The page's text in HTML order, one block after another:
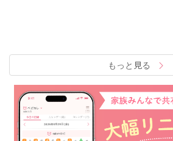
もっと見る